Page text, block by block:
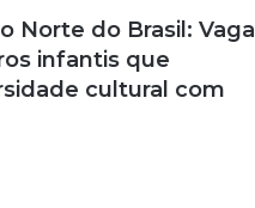
Norte do Brasil: Vaga
infantis que
cultural com